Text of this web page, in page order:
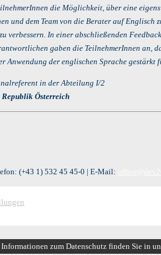
die Möglichkeit, über eine
und dem Team von die Berater auf
verbessern. In einer abschließenden
gaben die TeilnehmerInnen an,
Anwendung der englischen Sprache
in der Abteilung I/2
Republik Österreich
(+43 1) 532 45 45-0 | E-Mail:
zum Datenschutz finden Sie in